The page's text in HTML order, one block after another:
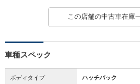
この店舗の中古車在庫
車種スペック
ボディタイプ ハッチバック